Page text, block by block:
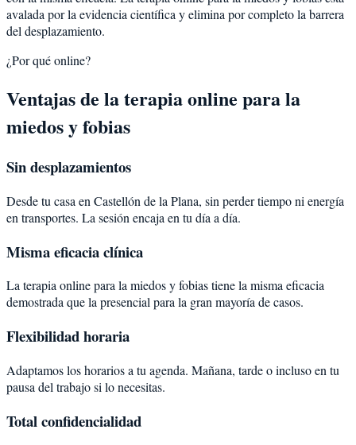
avalada por la evidencia científica y elimina por completo la barrera
del desplazamiento.
¿Por qué online?
Ventajas de la terapia online para la
miedos y fobias
Sin desplazamientos
Desde tu casa en Castellón de la Plana, sin perder tiempo ni energía
en transportes. La sesión encaja en tu día a día.
Misma eficacia clínica
La terapia online para la miedos y fobias tiene la misma eficacia
demostrada que la presencial para la gran mayoría de casos.
Flexibilidad horaria
Adaptamos los horarios a tu agenda. Mañana, tarde o incluso en tu
pausa del trabajo si lo necesitas.
Total confidencialidad